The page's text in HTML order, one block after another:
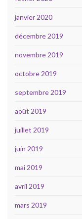
janvier 2020
décembre 2019
novembre 2019
octobre 2019
septembre 2019
août 2019
juillet 2019
juin 2019
mai 2019
avril 2019
mars 2019